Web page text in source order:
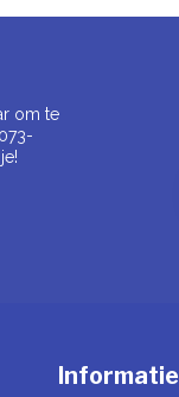
om te
Informatie